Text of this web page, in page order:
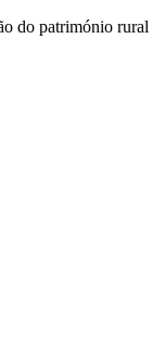
do património rural